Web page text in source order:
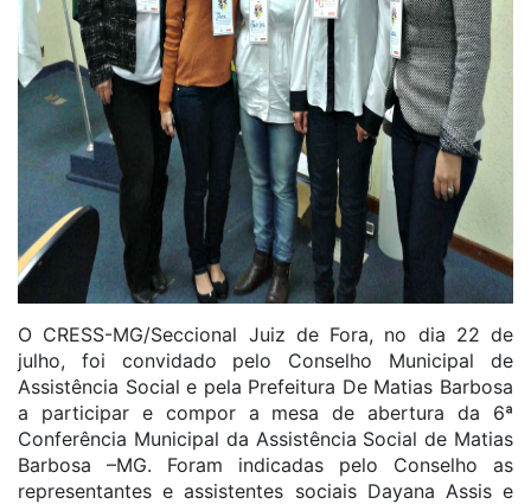
O CRESS-MG/Seccional Juiz de Fora, no dia 22 de
julho, foi convidado pelo Conselho Municipal de
Assistência Social e pela Prefeitura De Matias Barbosa
a participar e compor a mesa de abertura da 6ª
Conferência Municipal da Assistência Social de Matias
Barbosa –MG. Foram indicadas pelo Conselho as
representantes e assistentes sociais Dayana Assis e